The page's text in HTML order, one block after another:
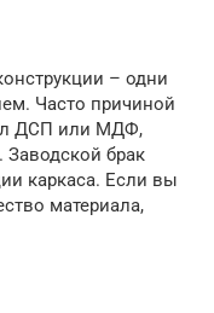
– одни
Часто причиной
ДСП или МДФ,
Заводской брак
каркаса. Если вы
материала,